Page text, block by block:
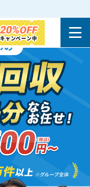
OFF
キャンペーン中
の